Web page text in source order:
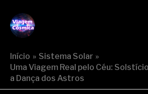
para
Início
Sistema Solar
Uma Viagem Real pelo Céu:
a Dança dos Astros
navigation